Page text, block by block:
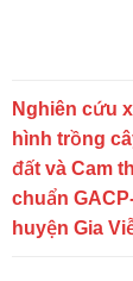
Nghiên cứu
hình trồng
đất và Cam
chuẩn
huyện Gia